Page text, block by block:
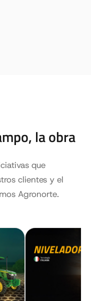
la obra
que
clientes y el
Agronorte.